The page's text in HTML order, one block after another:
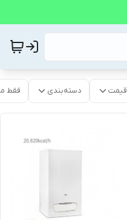
قیمت دسته‌بندی فقط